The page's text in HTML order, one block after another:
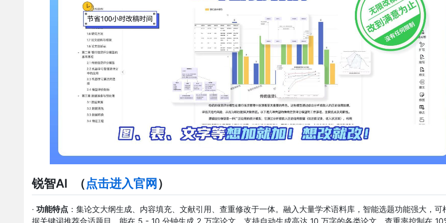
锐智AI （点击进入官网）
· 功能特点 ：集论文大纲生成、内容填充、文献引用、查重修改于一体。融入大量学术语料库，智能选题功能强大，可
据关键词推荐合适题目。能在 5 - 10 分钟生成 2 万字论文，支持自动生成高达 10 万字的各类论文，查重率控制在